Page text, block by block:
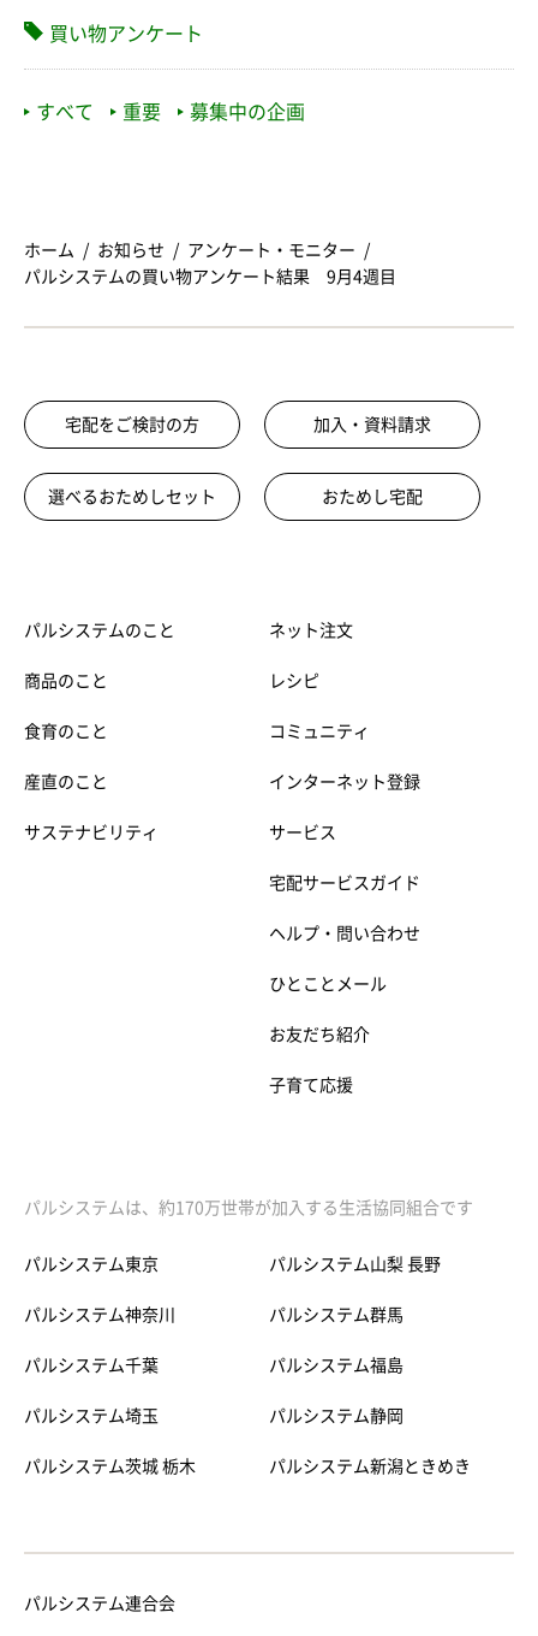
買い物アンケート
すべて 重要 募集中の企画
ホーム お知らせ
アンケート・モニター
パルシステムの買い物アンケート結果 9月4週目
宅配をご検討の方 加入・資料請求
選べるおためしセット おためし宅配
パルシステムのこと
商品のこと
食育のこと
産直のこと
サステナビリティ
ネット注文
レシピ
コミュニティ
インターネット登録
サービス
宅配サービスガイド
ヘルプ・問い合わせ
ひとことメール
お友だち紹介
子育て応援
パルシステムは、約170万世帯が加入する生活協同組合です
パルシステム東京
パルシステム神奈川
パルシステム千葉
パルシステム埼玉
パルシステム茨城 栃木
パルシステム山梨 長野
パルシステム群馬
パルシステム福島
パルシステム静岡
パルシステム新潟ときめき
パルシステム連合会